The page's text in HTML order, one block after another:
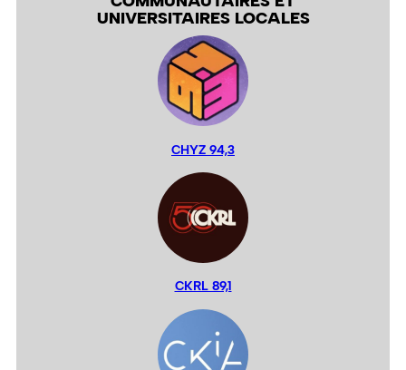
UNIVERSITAIRES LOCALES
CHYZ 94,3
CKRL 89,1